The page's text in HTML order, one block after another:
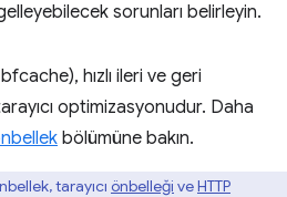
sorunları belirleyin.
hızlı ileri ve geri
optimizasyonudur. Daha
bölümüne bakın.
tarayıcı önbelleği veHTTP